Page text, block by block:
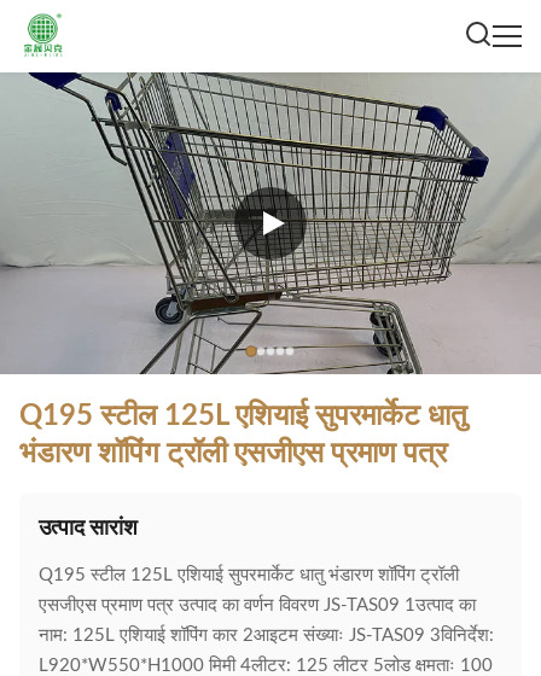
Q195 स्टील 125L एशियाई सुपरमार्केट धातु
भंडारण शॉपिंग ट्रॉली एसजीएस प्रमाण पत्र
उत्पाद सारांश
Q195 स्टील 125L एशियाई सुपरमार्केट धातु भंडारण शॉपिंग ट्रॉली
एसजीएस प्रमाण पत्र उत्पाद का वर्णन विवरण JS-TAS09 1उत्पाद का
नाम: 125L एशियाई शॉपिंग कार 2आइटम संख्याः JS-TAS09 3विनिर्देश:
L920*W550*H1000 मिमी 4लीटर: 125 लीटर 5लोड क्षमताः 100